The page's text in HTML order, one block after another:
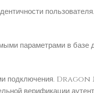
параметрами в базе
подключения.